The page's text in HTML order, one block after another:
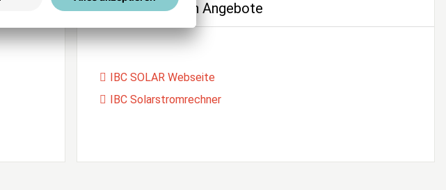
Unsere weiteren Angebote
IBC SOLAR Webseite
IBC Solarstromrechner